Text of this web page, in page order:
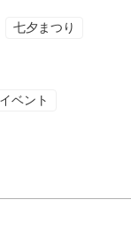
七夕まつり
ベント